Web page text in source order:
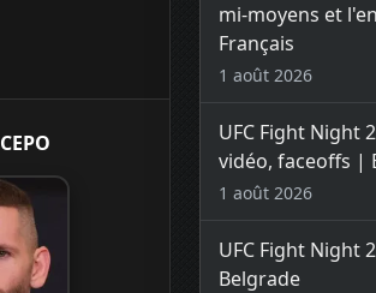
mi-moyens et
Français
1 août 2026
UFC Fight Night
vidéo, faceoffs |
1 août 2026
UFC Fight Night
Belgrade